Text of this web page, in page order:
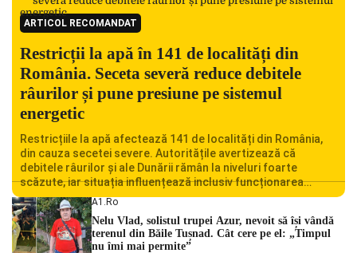
ARTICOL RECOMANDAT
Restricții la apă în 141 de localități din
România. Seceta severă reduce debitele
râurilor și pune presiune pe sistemul
energetic
Restricțiile la apă afectează 141 de localități din România,
din cauza secetei severe. Autoritățile avertizează că
debitele râurilor și ale Dunării rămân la niveluri foarte
scăzute, iar situația influențează inclusiv funcționarea
Centralei Nucleare de la Cernavodă. România se confruntă
cu una dintre cele mai dificile perioade din punct de vedere
hidrologic din ultimii ani. Lipsa […]
A1.ro
Nelu Vlad, solistul trupei Azur, nevoit să își vândă
terenul din Băile Tușnad. Cât cere pe el: „Timpul
nu îmi mai permite”